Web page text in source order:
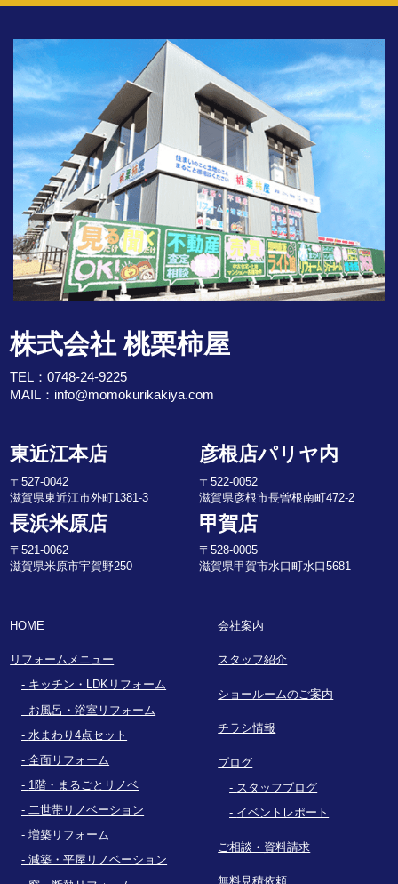
株式会社 桃栗柿屋
TEL：0748-24-9225
MAIL： info@momokurikakiya.com
東近江本店
〒527-0042
滋賀県東近江市外町1381-3
彦根店パリヤ内
〒522-0052
滋賀県彦根市長曽根南町472-2
長浜米原店
〒521-0062
滋賀県米原市宇賀野250
甲賀店
〒528-0005
滋賀県甲賀市水口町水口5681
HOME
リフォームメニュー
キッチン・LDKリフォーム
お風呂・浴室リフォーム
水まわり4点セット
全面リフォーム
1階・まるごとリノベ
二世帯リノベーション
増築リフォーム
減築・平屋リノベーション
会社案内
スタッフ紹介
ショールームのご案内
チラシ情報
ブログ
スタッフブログ
イベントレポート
ご相談・資料請求
無料見積依頼